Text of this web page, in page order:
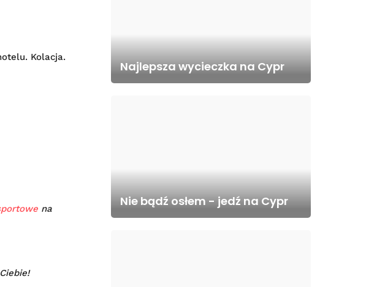
Kolacja.
na
Najlepsza wycieczka na Cypr
Nie bądź osłem - jedź na Cypr